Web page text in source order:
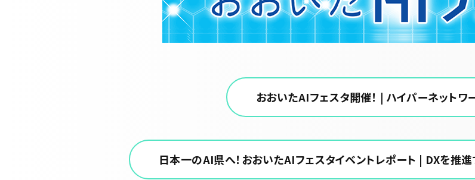
おおいたAIフェスタ開催！ | ハイパーネット
日本一のAI県へ！おおいたAIフェスタイベントレポート | DXを推